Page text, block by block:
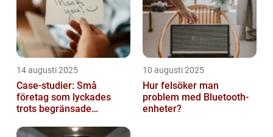
14 augusti 2025
Case-studier: Små
företag som lyckades
trots begränsade
10 augusti 2025
Hur felsöker man
problem med Bluetooth-
enheter?